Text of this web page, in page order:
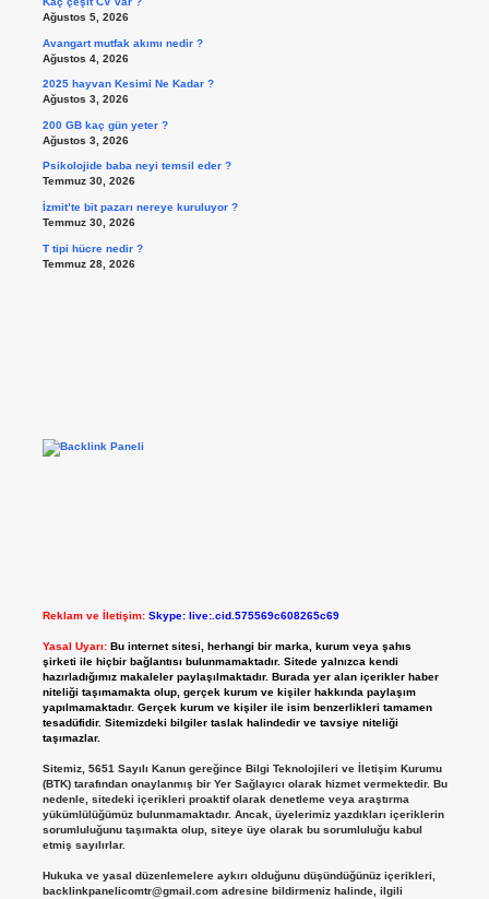
Ağustos 5, 2026
Avangart mutfak akımı nedir ?
Ağustos 4, 2026
2025 hayvan Kesimi Ne Kadar ?
Ağustos 3, 2026
200 GB kaç gün yeter ?
Ağustos 3, 2026
Psikolojide baba neyi temsil eder ?
Temmuz 30, 2026
İzmit’te bit pazarı nereye kuruluyor ?
Temmuz 30, 2026
T tipi hücre nedir ?
Temmuz 28, 2026
Reklam ve İletişim: Skype: live:.cid.575569c608265c69
Yasal Uyarı: Bu internet sitesi, herhangi bir marka, kurum veya şahıs
şirketi ile hiçbir bağlantısı bulunmamaktadır. Sitede yalnızca kendi
hazırladığımız makaleler paylaşılmaktadır. Burada yer alan içerikler haber
niteliği taşımamakta olup, gerçek kurum ve kişiler hakkında paylaşım
yapılmamaktadır. Gerçek kurum ve kişiler ile isim benzerlikleri tamamen
tesadüfidir. Sitemizdeki bilgiler taslak halindedir ve tavsiye niteliği
taşımazlar.
Sitemiz, 5651 Sayılı Kanun gereğince Bilgi Teknolojileri ve İletişim Kurumu
(BTK) tarafından onaylanmış bir Yer Sağlayıcı olarak hizmet vermektedir. Bu
nedenle, sitedeki içerikleri proaktif olarak denetleme veya araştırma
yükümlülüğümüz bulunmamaktadır. Ancak, üyelerimiz yazdıkları içeriklerin
sorumluluğunu taşımakta olup, siteye üye olarak bu sorumluluğu kabul
etmiş sayılırlar.
Hukuka ve yasal düzenlemelere aykırı olduğunu düşündüğünüz içerikleri,
backlinkpanelicomtr@gmail.comadresine bildirmeniz halinde, ilgili